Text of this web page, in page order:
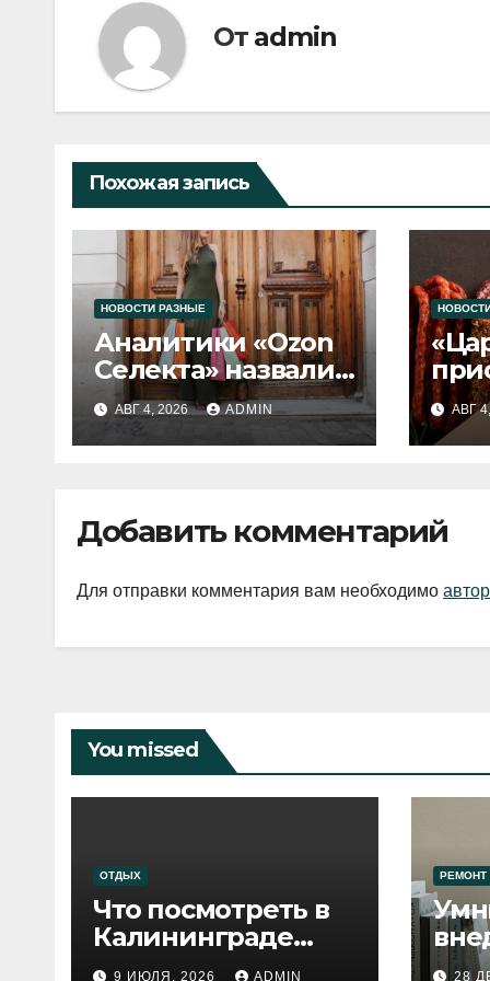
От admin
Похожая запись
НОВОСТИ РАЗНЫЕ
Аналитики «Ozon
Селекта» назвали
fashion-тренды
2026 года
АВГ 4, 2026 ADMIN АВГ
Добавить комментарий
Для отправки комментария вам необходимо
You missed
ОТДЫХ
Что посмотреть в
Калининграде
сегодня:
9 ИЮЛЯ, 2026 ADMIN
РЕМОНТ
28